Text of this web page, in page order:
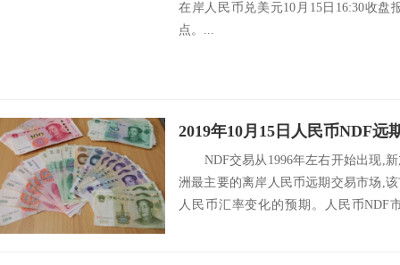
在岸人民币兑美元10月15日16:30收盘
点。...
2019年10月15日人民币NDF远
NDF交易从1996年左右开始出现,新
洲最主要的离岸人民币远期交易市场,
人民币汇率变化的预期。人民币NDF